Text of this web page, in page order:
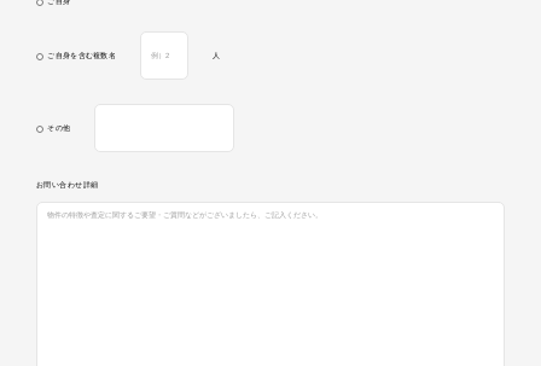
ご自身
ご自身を含む複数名 人
その他
お問い合わせ詳細